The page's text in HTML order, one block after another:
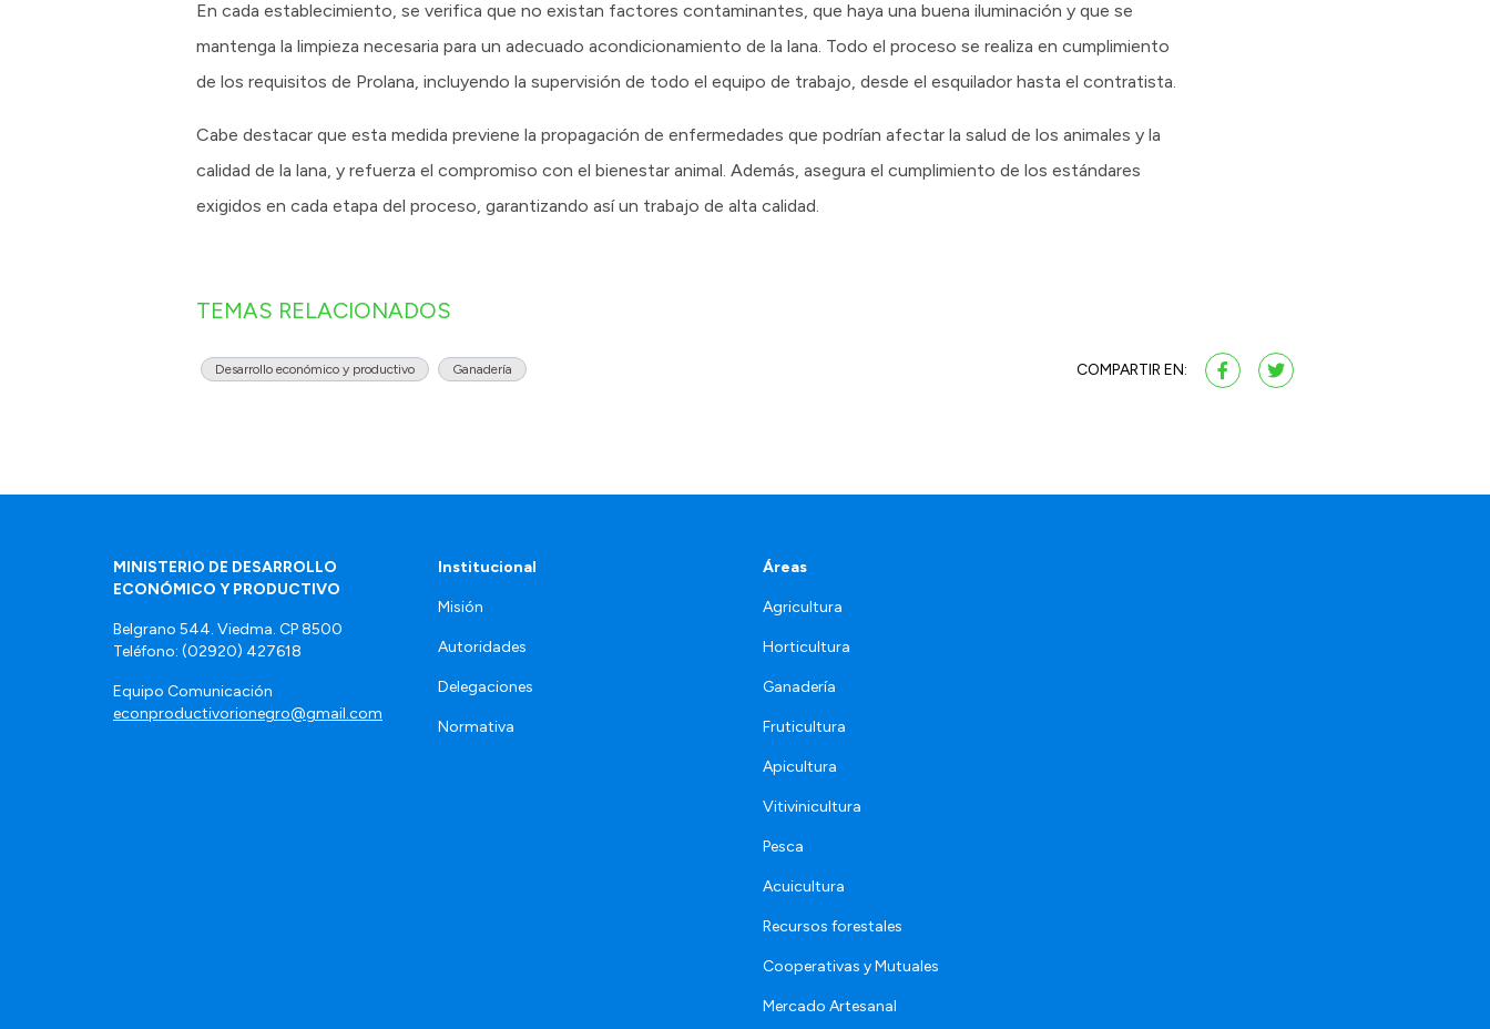
En cada establecimiento, se verifica que no existan factores contaminantes, que haya una buena iluminación y que se
mantenga la limpieza necesaria para un adecuado acondicionamiento de la lana. Todo el proceso se realiza en cumplimiento
de los requisitos de Prolana, incluyendo la supervisión de todo el equipo de trabajo, desde el esquilador hasta el contratista.
Cabe destacar que esta medida previene la propagación de enfermedades que podrían afectar la salud de los animales y la
calidad de la lana, y refuerza el compromiso con el bienestar animal. Además, asegura el cumplimiento de los estándares
exigidos en cada etapa del proceso, garantizando así un trabajo de alta calidad.
TEMAS RELACIONADOS
Desarrollo económico y productivo Ganadería COMPARTIR EN:
MINISTERIO DE DESARROLLO
ECONÓMICO Y PRODUCTIVO
Belgrano 544. Viedma. CP 8500
Teléfono: (02920) 427618
Equipo Comunicación
econproductivorionegro@gmail.com
Institucional
Misión
Autoridades
Delegaciones
Normativa
Áreas
Agricultura
Horticultura
Ganadería
Fruticultura
Apicultura
Vitivinicultura
Pesca
Acuicultura
Recursos forestales
Cooperativas y Mutuales
Mercado Artesanal